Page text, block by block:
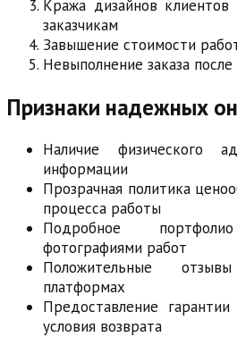
Кража дизайнов
заказчикам
Завышение стоимости
Невыполнение заказа
Признаки надежных
Наличие физического
информации
Прозрачная политика
процесса работы
Подробное
фотографиями работ
Положительные
платформах
Предоставление
условия возврата